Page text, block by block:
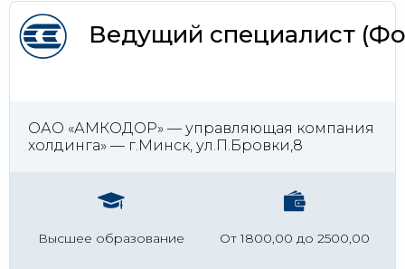
Ведущий специалист
ОАО «АМКОДОР» — управляющая компания
холдинга» — г.Минск, ул.П.Бровки,8
Высшее образование От 1800,00 до 2500,00